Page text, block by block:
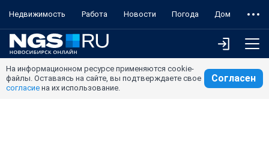
Недвижимость Работа Новости Погода Дом
На информационном ресурсе применяются cookie-
файлы. Оставаясь на сайте, вы подтверждаете свое
согласие на их использование.
Согласен